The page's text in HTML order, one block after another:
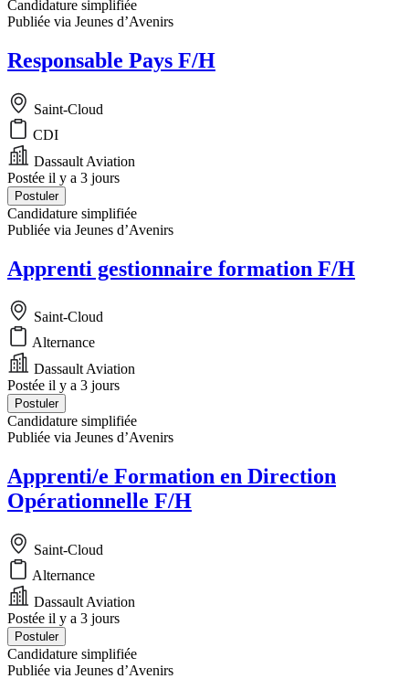
Candidature simplifiée
Publiée via Jeunes d’Avenirs
Responsable Pays F/H
Saint-Cloud
CDI
Dassault Aviation
Postée il y a 3 jours
Postuler
Candidature simplifiée
Publiée via Jeunes d’Avenirs
Apprenti gestionnaire formation F/H
Saint-Cloud
Alternance
Dassault Aviation
Postée il y a 3 jours
Postuler
Candidature simplifiée
Publiée via Jeunes d’Avenirs
Apprenti/e Formation en Direction
Opérationnelle F/H
Saint-Cloud
Alternance
Dassault Aviation
Postée il y a 3 jours
Postuler
Candidature simplifiée
Publiée via Jeunes d’Avenirs